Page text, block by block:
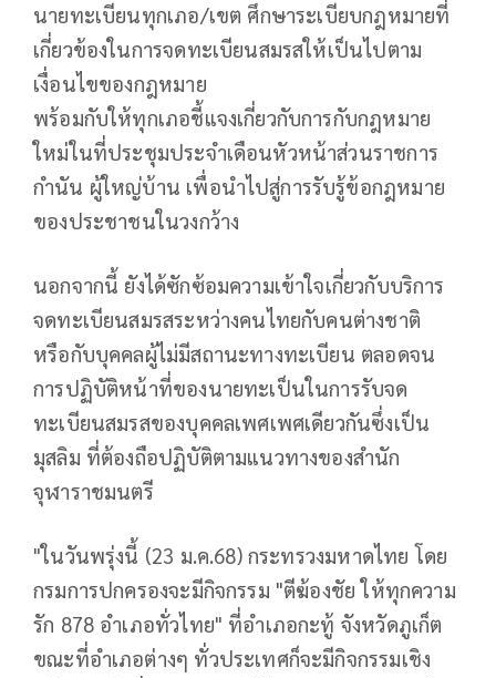
นายทะเบียนทุกเภอ/เขต ศึกษาระเบียบกฎหมายที่
เกี่ยวข้องในการจดทะเบียนสมรสให้เป็นไปตาม
เงื่อนไขของกฎหมาย
พร้อมกับให้ทุกเภอชี้แจงเกี่ยวกับการกับกฎหมาย
ใหม่ในที่ประชุมประจำเดือนหัวหน้าส่วนราชการ
กำนัน ผู้ใหญ่บ้าน เพื่อนำไปสู่การรับรู้ข้อกฎหมาย
ของประชาชนในวงกว้าง
นอกจากนี้ ยังได้ซักซ้อมความเข้าใจเกี่ยวกับบริการ
จดทะเบียนสมรสระหว่างคนไทยกับคนต่างชาติ
หรือกับบุคคลผู้ไม่มีสถานะทางทะเบียน ตลอดจน
การปฏิบัติหน้าที่ของนายทะเป็นในการรับจด
ทะเบียนสมรสของบุคคลเพศเพศเดียวกันซึ่งเป็น
มุสลิม ที่ต้องถือปฏิบัติตามแนวทางของสำนัก
จุฬาราชมนตรี
"ในวันพรุ่งนี้ (23 ม.ค.68) กระทรวงมหาดไทย โดย
กรมการปกครองจะมีกิจกรรม "ตีฆ้องชัย ให้ทุกความ
รัก 878 อำเภอทั่วไทย" ที่อำเภอกะทู้ จังหวัดภูเก็ต
ขณะที่อำเภอต่างๆ ทั่วประเทศก็จะมีกิจกรรมเชิง